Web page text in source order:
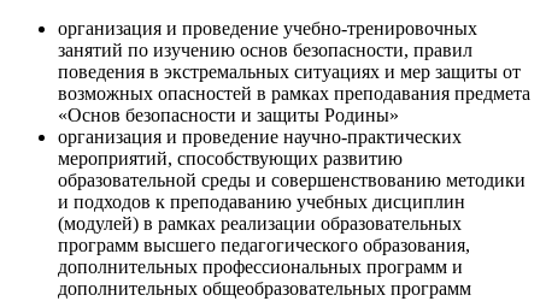
организация и проведение учебно-тренировочных
занятий по изучению основ безопасности, правил
поведения в экстремальных ситуациях и мер защиты от
возможных опасностей в рамках преподавания предмета
«Основ безопасности и защиты Родины»
организация и проведение научно-практических
мероприятий, способствующих развитию
образовательной среды и совершенствованию методики
и подходов к преподаванию учебных дисциплин
(модулей) в рамках реализации образовательных
программ высшего педагогического образования,
дополнительных профессиональных программ и
дополнительных общеобразовательных программ